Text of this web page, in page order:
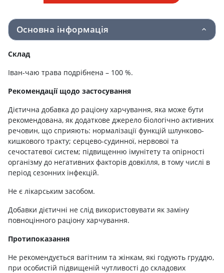
Основна інформація
Склад
Іван-чаю трава подрібнена – 100 %.
Рекомендації щодо застосування
Дієтична добавка до раціону харчування, яка може бути
рекомендована, як додаткове джерело біологічно активних
речовин, що сприяють: нормалізації функцій шлунково-
кишкового тракту; серцево-судинної, нервової та
сечостатевої систем; підвищенню імунітету та опірності
організму до негативних факторів довкілля, в тому числі в
період сезонних інфекцій.
Не є лікарським засобом.
Добавки дієтичні не слід використовувати як заміну
повноцінного раціону харчування.
Протипоказання
Не рекомендується вагітним та жінкам, які годують груддю,
при особистій підвищеній чутливості до складових